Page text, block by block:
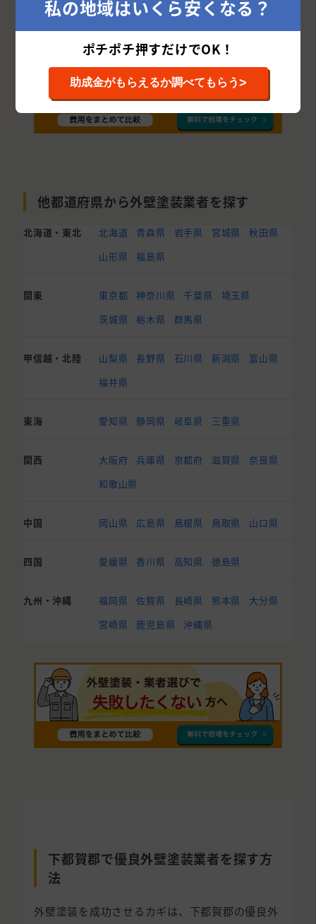
他都道府県から外壁塗装業者を探す
北海道・東北 北海道 青森県 岩手県 宮城県
秋田県
山形県
福島県
関東 東京都 神奈川県 千葉県
埼玉県
茨城県
栃木県 群馬県
甲信越・北陸 山梨県 長野県 石川県 新潟県
富山県
福井県
東海 愛知県 静岡県 岐阜県 三重県
関西 大阪府 兵庫県 京都府 滋賀県
奈良県
和歌山県
中国 岡山県 広島県 島根県 鳥取県 山口県
四国 愛媛県 香川県 高知県 徳島県
九州・沖縄 福岡県 佐賀県 長崎県 熊本県
大分県
宮崎県
鹿児島県 沖縄県
下都賀郡で優良外壁塗装業者を探す方
法
外壁塗装を成功させるカギは、下都賀郡の優良外
私の地域はいくら安くなる？
ポチポチ押すだけでOK！
助成金がもらえるか調べてもらう>